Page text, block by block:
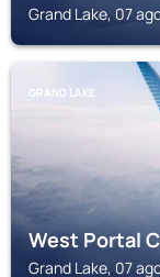
Grand Lake, 07
GRAND LAKE
West Portal
Grand Lake, 07